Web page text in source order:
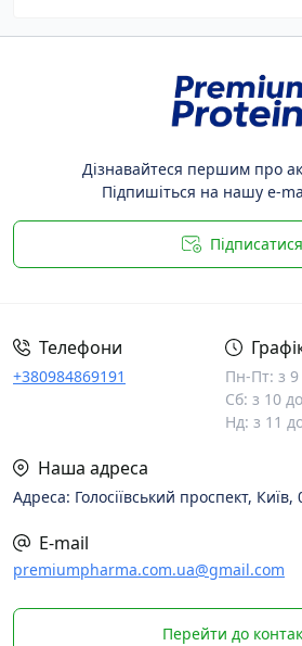
Дізнавайтеся першим про
Підпишіться на нашу e-
Підписатися
Телефони
+380984869191
Пн-Пт: з 9
Сб: з 10
Нд: з 11
Наша адреса
Адреса: Голосіївський проспект, Київ,
E-mail
premiumpharma.com.ua@gmail.com
Перейти до